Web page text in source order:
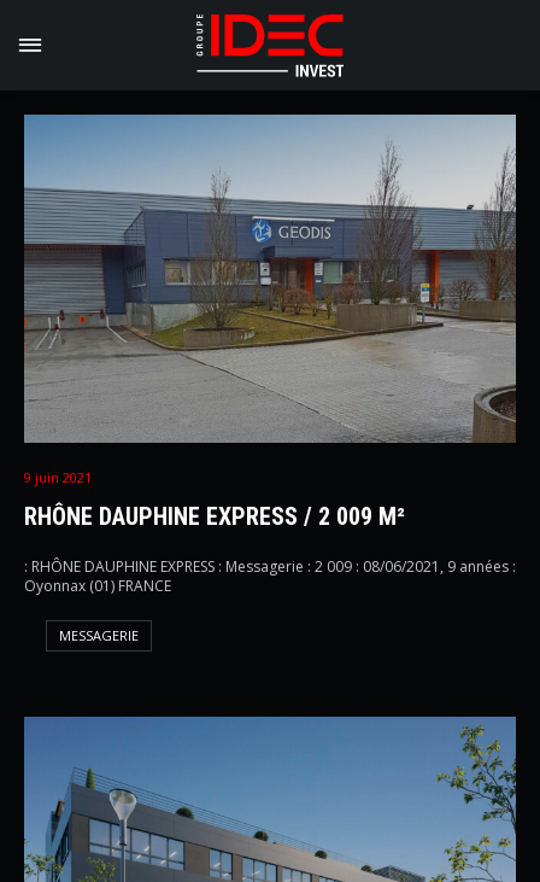
9 juin 2021
RHÔNE DAUPHINE EXPRESS / 2 009 M²
: RHÔNE DAUPHINE EXPRESS : Messagerie : 2 009 : 08/06/2021, 9 années :
Oyonnax (01) FRANCE
MESSAGERIE